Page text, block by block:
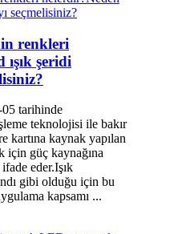
renkleri
şeridi
05 tarihinde
teknolojisi ile bakır
kartına kaynak yapılan
için güç kaynağına
eder.Işık
gibi olduğu için bu
kapsamı ...